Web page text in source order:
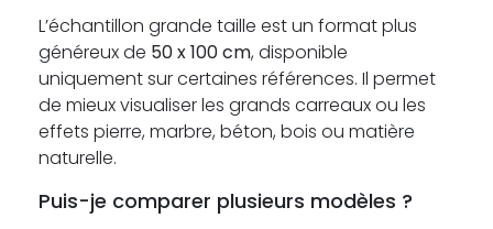
L’échantillon grande taille est un format plus
généreux de 50 x 100 cm, disponible
uniquement sur certaines références. Il permet
de mieux visualiser les grands carreaux ou les
effets pierre, marbre, béton, bois ou matière
naturelle.
Puis-je comparer plusieurs modèles ?